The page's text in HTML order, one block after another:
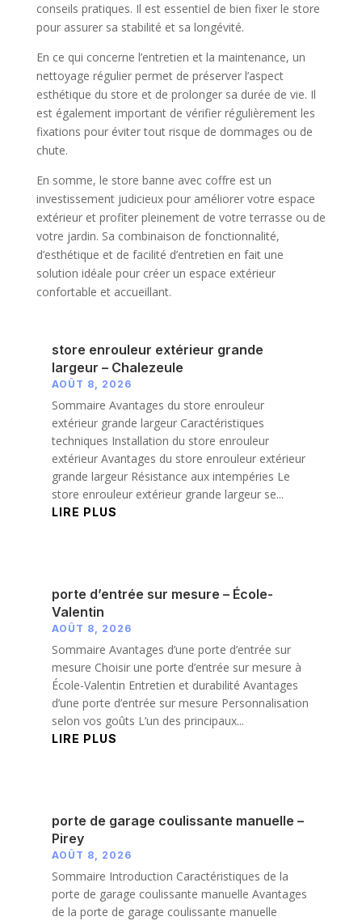
conseils pratiques. Il est essentiel de bien fixer le store
pour assurer sa stabilité et sa longévité.
En ce qui concerne l’entretien et la maintenance, un
nettoyage régulier permet de préserver l’aspect
esthétique du store et de prolonger sa durée de vie. Il
est également important de vérifier régulièrement les
fixations pour éviter tout risque de dommages ou de
chute.
En somme, le store banne avec coffre est un
investissement judicieux pour améliorer votre espace
extérieur et profiter pleinement de votre terrasse ou de
votre jardin. Sa combinaison de fonctionnalité,
d’esthétique et de facilité d’entretien en fait une
solution idéale pour créer un espace extérieur
confortable et accueillant.
store enrouleur extérieur grande
largeur – Chalezeule
AOÛT 8, 2026
Sommaire Avantages du store enrouleur
extérieur grande largeur Caractéristiques
techniques Installation du store enrouleur
extérieur Avantages du store enrouleur extérieur
grande largeur Résistance aux intempéries Le
store enrouleur extérieur grande largeur se...
LIRE PLUS
porte d’entrée sur mesure – École-
Valentin
AOÛT 8, 2026
Sommaire Avantages d’une porte d’entrée sur
mesure Choisir une porte d’entrée sur mesure à
École-Valentin Entretien et durabilité Avantages
d’une porte d’entrée sur mesure Personnalisation
selon vos goûts L’un des principaux...
LIRE PLUS
porte de garage coulissante manuelle –
Pirey
AOÛT 8, 2026
Sommaire Introduction Caractéristiques de la
porte de garage coulissante manuelle Avantages
de la porte de garage coulissante manuelle